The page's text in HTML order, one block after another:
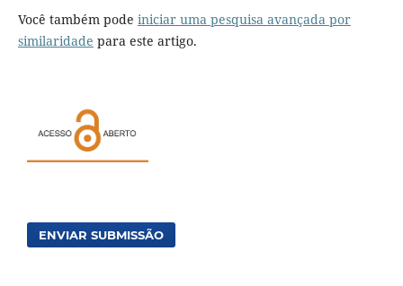
Você também pode iniciar uma pesquisa avançada por
similaridade para este artigo.
ENVIAR SUBMISSÃO